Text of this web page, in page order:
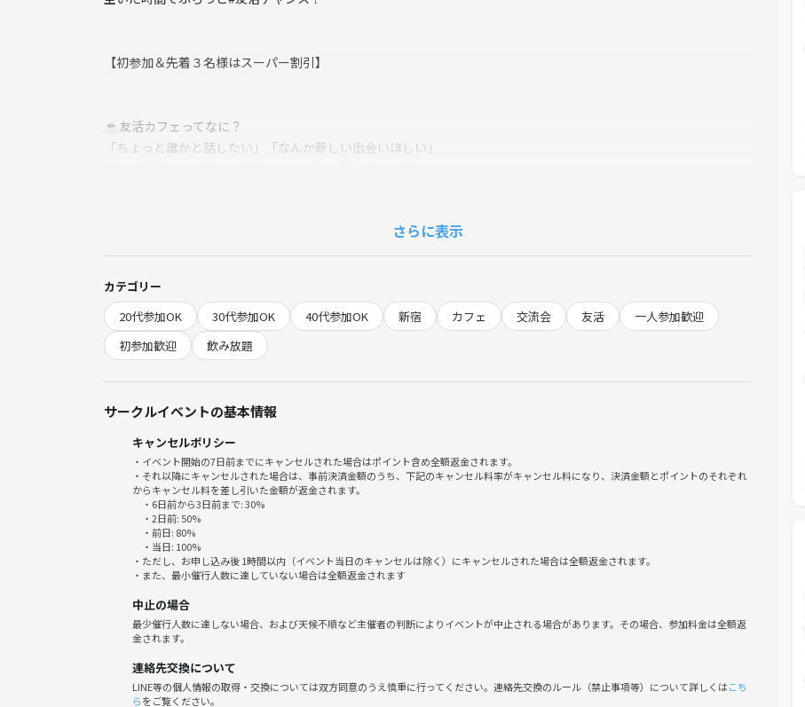
【初参加＆先着３名様はスーパー割引】
☕️友活カフェってなに？
「ちょっと誰かと話したい」「なんか新しい出会いほしい」
✔︎多様なバックグラウンドを持つ人たちと話してみたい
✔︎一人でも安心して参加できる場所を探している
異業種交流会よりも、ずっとカジュアル。
友達づくりの第一歩にぴったりです🌿
《料金》
500〜1500円
ソフトドリンク飲み放題付き！🥤
初参加＆先着割で “最安500円”
※割引チケットは 〜40歳の方が対象です。
※年齢問わず、どなたでも通常チケットでご参加いただけます！
早めのお申し込みほどお得ですっ！！！☺️
今すぐお申し込み画面をCHECK！！
さらに表示
カテゴリー
20代参加OK
30代参加OK 40代参加OK 新宿 カフェ 交流会 友活
一人参加歓迎
初参加歓迎
飲み放題
サークルイベントの基本情報
キャンセルポリシー
・イベント開始の7日前までにキャンセルされた場合はポイント含め全額返金されます。
・それ以降にキャンセルされた場合は、事前決済金額のうち、下記のキャンセル料率がキャンセル料になり、決済金額とポイントのそれぞれ
からキャンセル料を差し引いた金額が返金されます。
・6日前から3日前まで: 30%
・2日前: 50%
・前日: 80%
・当日: 100%
・ただし、お申し込み後 1時間以内（イベント当日のキャンセルは除く）にキャンセルされた場合は全額返金されます。
・また、最小催行人数に達していない場合は全額返金されます
中止の場合
最少催行人数に達しない場合、および天候不順など主催者の判断によりイベントが中止される場合があります。その場合、参加料金は全額返
金されます。
連絡先交換について
LINE等の個人情報の取得・交換については双方同意のうえ慎重に行ってください。連絡先交換のルール（禁止事項等）について詳しくはこち
らをご覧ください。